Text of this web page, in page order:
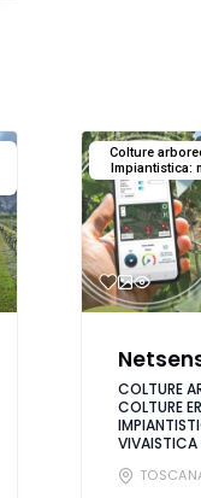
Colture
Impiantistica:
COLTURE
COLTURE
VIVAISTICA